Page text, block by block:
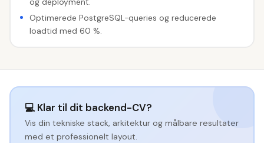
Optimerede PostgreSQL-queries og reducerede
loadtid med 60 %.
💻 Klar til dit backend-CV?
Vis din tekniske stack, arkitektur og målbare resultater
med et professionelt layout.